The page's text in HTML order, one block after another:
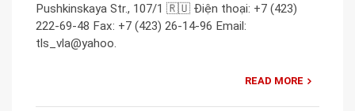
Pushkinskaya Str., 107/1 🇷🇺 Điện thoại: +7 (423)
222-69-48 Fax: +7 (423) 26-14-96 Email:
tls_vla@yahoo.
READ MORE